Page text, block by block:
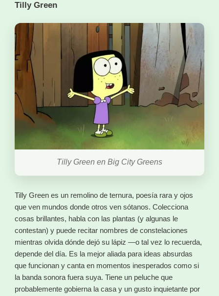
Tilly Green
Tilly Green en Big City Greens
Tilly Green es un remolino de ternura, poesía rara y ojos
que ven mundos donde otros ven sótanos. Colecciona
cosas brillantes, habla con las plantas (y algunas le
contestan) y puede recitar nombres de constelaciones
mientras olvida dónde dejó su lápiz —o tal vez lo recuerda,
depende del día. Es la mejor aliada para ideas absurdas
que funcionan y canta en momentos inesperados como si
la banda sonora fuera suya. Tiene un peluche que
probablemente gobierna la casa y un gusto inquietante por